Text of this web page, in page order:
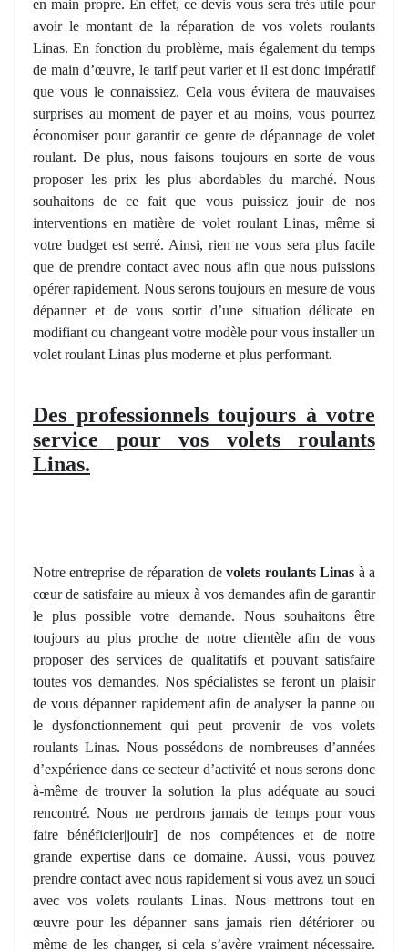
en main propre. En effet, ce devis vous sera très utile pour
avoir le montant de la réparation de vos volets roulants
Linas. En fonction du problème, mais également du temps
de main d’œuvre, le tarif peut varier et il est donc impératif
que vous le connaissiez. Cela vous évitera de mauvaises
surprises au moment de payer et au moins, vous pourrez
économiser pour garantir ce genre de dépannage de volet
roulant. De plus, nous faisons toujours en sorte de vous
proposer les prix les plus abordables du marché. Nous
souhaitons de ce fait que vous puissiez jouir de nos
interventions en matière de volet roulant Linas, même si
votre budget est serré. Ainsi, rien ne vous sera plus facile
que de prendre contact avec nous afin que nous puissions
opérer rapidement. Nous serons toujours en mesure de vous
dépanner et de vous sortir d’une situation délicate en
modifiant ou changeant votre modèle pour vous installer un
volet roulant Linas plus moderne et plus performant.
Des professionnels toujours à votre
service pour vos volets roulants
Linas.
Notre entreprise de réparation devolets roulants Linas à a
cœur de satisfaire au mieux à vos demandes afin de garantir
le plus possible votre demande. Nous souhaitons être
toujours au plus proche de notre clientèle afin de vous
proposer des services de qualitatifs et pouvant satisfaire
toutes vos demandes. Nos spécialistes se feront un plaisir
de vous dépanner rapidement afin de analyser la panne ou
le dysfonctionnement qui peut provenir de vos volets
roulants Linas. Nous possédons de nombreuses d’années
d’expérience dans ce secteur d’activité et nous serons donc
à-même de trouver la solution la plus adéquate au souci
rencontré. Nous ne perdrons jamais de temps pour vous
faire bénéficier|jouir] de nos compétences et de notre
grande expertise dans ce domaine. Aussi, vous pouvez
prendre contact avec nous rapidement si vous avez un souci
avec vos volets roulants Linas. Nous mettrons tout en
œuvre pour les dépanner sans jamais rien détériorer ou
même de les changer, si cela s’avère vraiment nécessaire.